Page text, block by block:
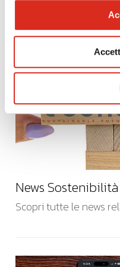
News Sostenibilità
Scopri tutte le news